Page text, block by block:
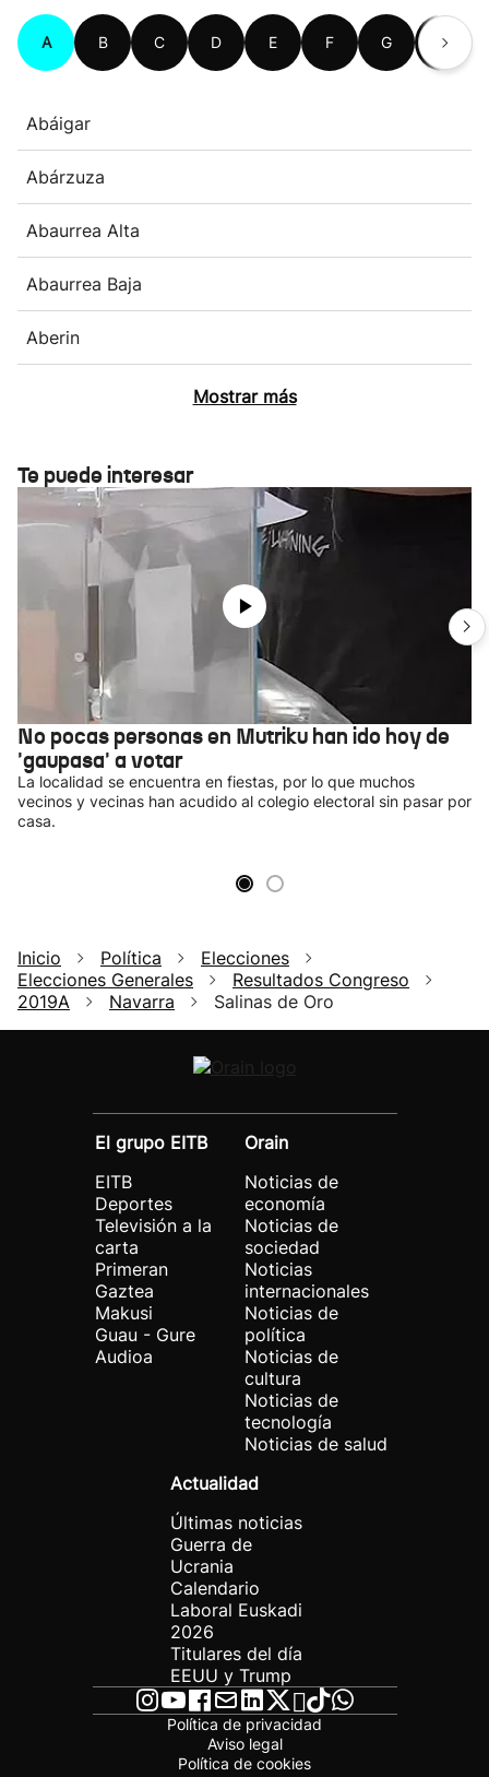
A B C D E F G H
Abáigar
Abárzuza
Abaurrea Alta
Abaurrea Baja
Aberin
Mostrar más
Te puede interesar
No pocas personas en Mutriku han ido hoy de
'gaupasa' a votar
La localidad se encuentra en fiestas, por lo que muchos
vecinos y vecinas han acudido al colegio electoral sin pasar por
casa.
Inicio Política
Elecciones
Elecciones Generales
Resultados Congreso
2019A
Navarra Salinas de Oro
El grupo EITB
EITB
Deportes
Televisión a la
carta
Primeran
Gaztea
Makusi
Guau - Gure
Audioa
Orain
Noticias de
economía
Noticias de
sociedad
Noticias
internacionales
Noticias de
política
Noticias de
cultura
Noticias de
tecnología
Noticias de salud
Actualidad
Últimas noticias
Guerra de
Ucrania
Calendario
Laboral Euskadi
2026
Titulares del día
EEUU y Trump
Política de privacidad
Aviso legal
Política de cookies